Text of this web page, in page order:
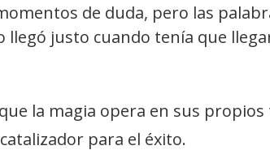
de duda, pero las
llegó justo cuando tenía que
la magia opera en sus
para el éxito.